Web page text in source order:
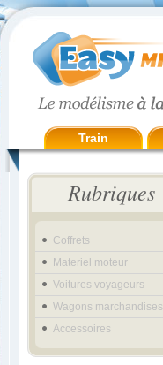
Train
Rubriques
Coffrets
Materiel moteur
Voitures voyageurs
Wagons marchandises
Accessoires